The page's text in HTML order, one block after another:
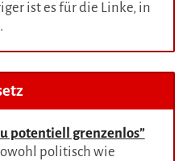
ist es für die Linke, in
potentiell grenzenlos”
politisch wie